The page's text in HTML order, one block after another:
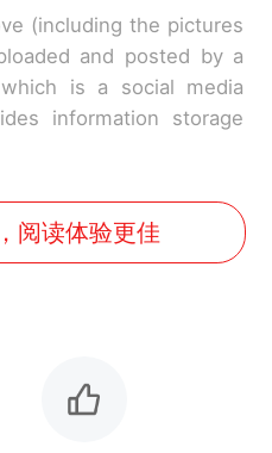
(including the pictures
and posted by a
is a social media
information storage
阅读体验更佳